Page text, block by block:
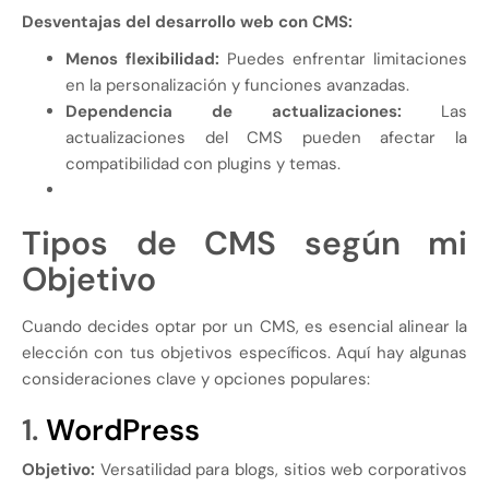
Desventajas del desarrollo web con CMS:
Menos flexibilidad: Puedes enfrentar limitaciones
en la personalización y funciones avanzadas.
Dependencia de actualizaciones: Las
actualizaciones del CMS pueden afectar la
compatibilidad con plugins y temas.
Tipos de CMS según mi
Objetivo
Cuando decides optar por un CMS, es esencial alinear la
elección con tus objetivos específicos. Aquí hay algunas
consideraciones clave y opciones populares:
1. WordPress
Objetivo: Versatilidad para blogs, sitios web corporativos